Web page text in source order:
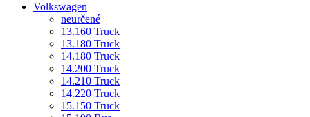
Volkswagen
neurčené
13.160 Truck
13.180 Truck
14.180 Truck
14.200 Truck
14.210 Truck
14.220 Truck
15.150 Truck